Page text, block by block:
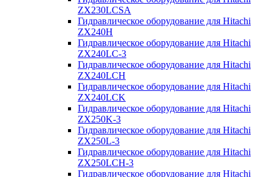
ZX230LCSA
Гидравлическое оборудование для Hitachi
ZX240H
Гидравлическое оборудование для Hitachi
ZX240LC-3
Гидравлическое оборудование для Hitachi
ZX240LCH
Гидравлическое оборудование для Hitachi
ZX240LCK
Гидравлическое оборудование для Hitachi
ZX250K-3
Гидравлическое оборудование для Hitachi
ZX250L-3
Гидравлическое оборудование для Hitachi
ZX250LCH-3
Гидравлическое оборудование для Hitachi